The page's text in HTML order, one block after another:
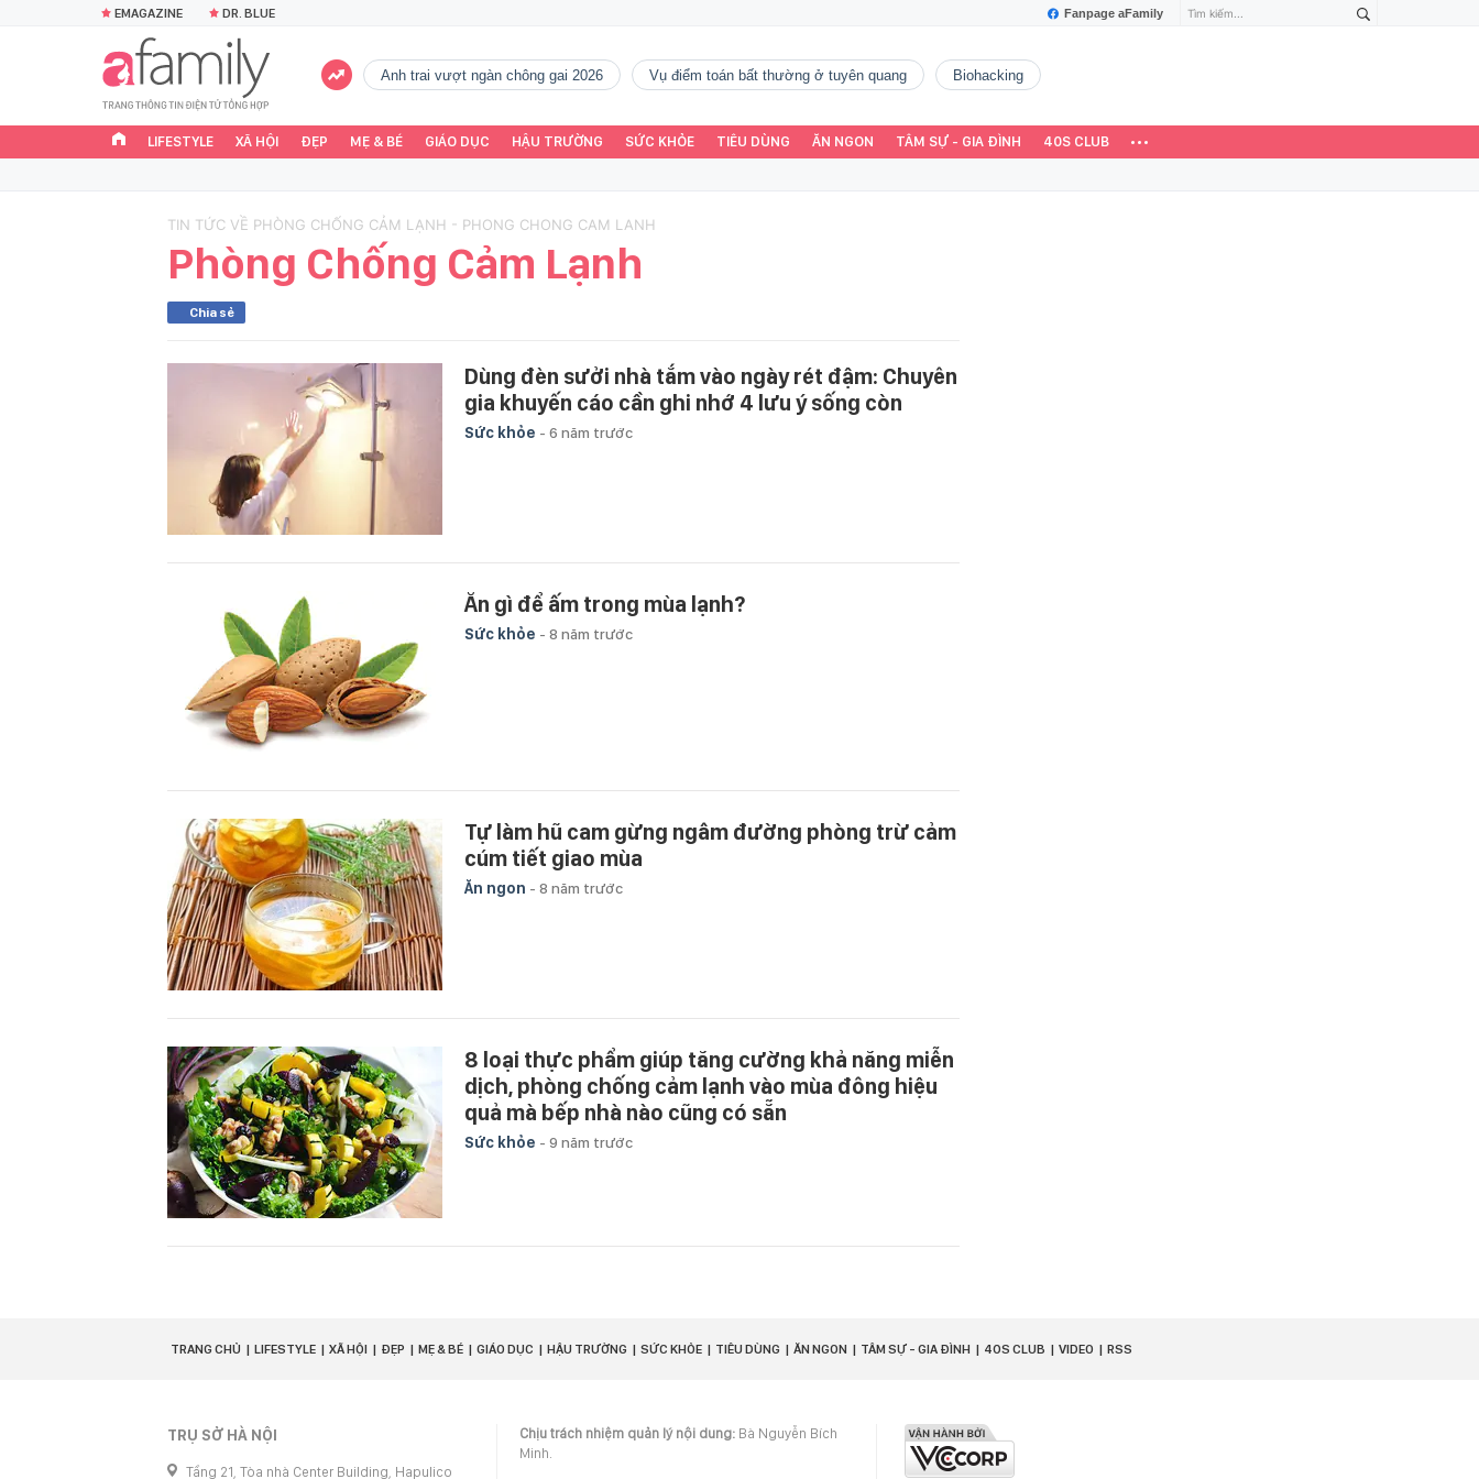
Fanpage aFamily
EMAGAZINE DR. BLUE
Anh trai vượt ngàn chông gai 2026 vụ điểm toán bất thường ở tuyên quang Biohacking
LIFESTYLE XÃ HỘI ĐẸP MẸ & BÉ GIÁO DỤC HẬU TRƯỜNG SỨC KHỎE TIÊU DÙNG ĂN NGON TÂM SỰ - GIA ĐÌNH 40S CLUB
TIN TỨC VỀ PHÒNG CHỐNG CẢM LẠNH - PHONG CHONG CAM LANH
Phòng Chống Cảm Lạnh
Chia sẻ
Dùng đèn sưởi nhà tắm vào ngày rét đậm: Chuyên
gia khuyến cáo cần ghi nhớ 4 lưu ý sống còn
Sức khỏe - 6 năm trước
Ăn gì để ấm trong mùa lạnh?
Sức khỏe - 8 năm trước
Tự làm hũ cam gừng ngâm đường phòng trừ cảm
cúm tiết giao mùa
Ăn ngon - 8 năm trước
8 loại thực phẩm giúp tăng cường khả năng miễn
dịch, phòng chống cảm lạnh vào mùa đông hiệu
quả mà bếp nhà nào cũng có sẵn
Sức khỏe - 9 năm trước
TRANG CHỦ LIFESTYLE XÃ HỘI ĐẸP MẸ & BÉ GIÁO DỤC HẬU TRƯỜNG SỨC KHỎE TIÊU DÙNG ĂN NGON TÂM SỰ - GIA ĐÌNH 40S CLUB VIDEO RSS
TRỤ SỞ HÀ NỘI
Tầng 21, Tòa nhà Center Building, Hapulico
Chịu trách nhiệm quản lý nội dung: Bà Nguyễn Bích
Minh.